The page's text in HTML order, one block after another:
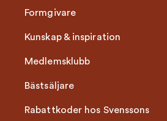
Formgivare
Kunskap & inspiration
Medlemsklubb
Bästsäljare
Rabattkoder hos Svenssons